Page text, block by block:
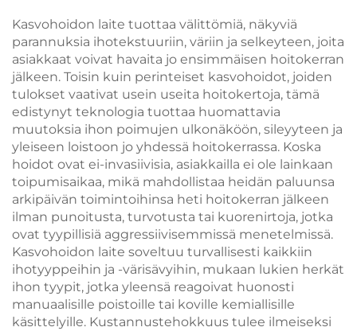
6/12×12 / 12×24 mm
kohdealue kasvoille ja
keholle, hieronta- ja
kauneuslaitteisto,
säädettävä 755, 808 ja
1064 nm -
aallonpituudella
käytettävä
kauneusparloureissa
ja klinikoissa
Kasvohoidon laite tuottaa välittömiä, näkyviä
parannuksia ihotekstuuriin, väriin ja selkeyteen, joita
asiakkaat voivat havaita jo ensimmäisen hoitokerran
jälkeen. Toisin kuin perinteiset kasvohoidot, joiden
tulokset vaativat usein useita hoitokertoja, tämä
edistynyt teknologia tuottaa huomattavia
muutoksia ihon poimujen ulkonäköön, sileyyteen ja
yleiseen loistoon jo yhdessä hoitokerrassa. Koska
hoidot ovat ei-invasiivisia, asiakkailla ei ole lainkaan
toipumisaikaa, mikä mahdollistaa heidän paluunsa
arkipäivän toimintoihinsa heti hoitokerran jälkeen
ilman punoitusta, turvotusta tai kuorenirtoja, jotka
ovat tyypillisiä aggressiivisemmissä menetelmissä.
Kasvohoidon laite soveltuu turvallisesti kaikkiin
ihotyyppeihin ja -värisävyihin, mukaan lukien herkät
ihon tyypit, jotka yleensä reagoivat huonosti
manuaalisille poistoille tai koville kemiallisille
käsittelyille. Kustannustehokkuus tulee ilmeiseksi